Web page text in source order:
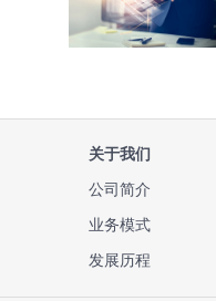
关于我们
公司简介
业务模式
发展历程